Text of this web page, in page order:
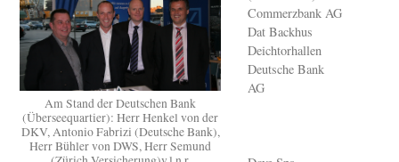
Am Stand der Deutschen Bank
(Überseequartier): Herr Henkel von der
DKV, Antonio Fabrizi (Deutsche Bank),
Herr Bühler von DWS, Herr Semund
Commerzbank AG
Dat Backhus
Deichtorhallen
Deutsche Bank
AG